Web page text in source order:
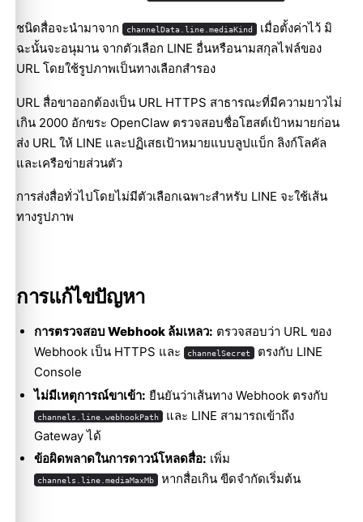
ชนิดสื่อจะนำมาจาก channelData.line.mediaKind เมื่อตั้งค่าไว้ มิ
ฉะนั้นจะอนุมาน จากตัวเลือก LINE อื่นหรือนามสกุลไฟล์ของ
URL โดยใช้รูปภาพเป็นทางเลือกสำรอง
URL สื่อขาออกต้องเป็น URL HTTPS สาธารณะที่มีความยาวไม่
เกิน 2000 อักขระ OpenClaw ตรวจสอบชื่อโฮสต์เป้าหมายก่อน
ส่ง URL ให้ LINE และปฏิเสธเป้าหมายแบบลูปแบ็ก ลิงก์โลคัล
และเครือข่ายส่วนตัว
การส่งสื่อทั่วไปโดยไม่มีตัวเลือกเฉพาะสำหรับ LINE จะใช้เส้น
ทางรูปภาพ
การแก้ไขปัญหา
การตรวจสอบ Webhook ล้มเหลว: ตรวจสอบว่า URL ของ
Webhook เป็น HTTPS และ
channelSecret
ตรงกับ LINE
Console
ไม่มีเหตุการณ์ขาเข้า: ยืนยันว่าเส้นทาง Webhook ตรงกับ
channels.line.webhookPath
และ LINE สามารถเข้าถึง
Gateway ได้
ข้อผิดพลาดในการดาวน์โหลดสื่อ: เพิ่ม
channels.line.mediaMaxMb หากสื่อเกิน ขีดจำกัดเริ่มต้น